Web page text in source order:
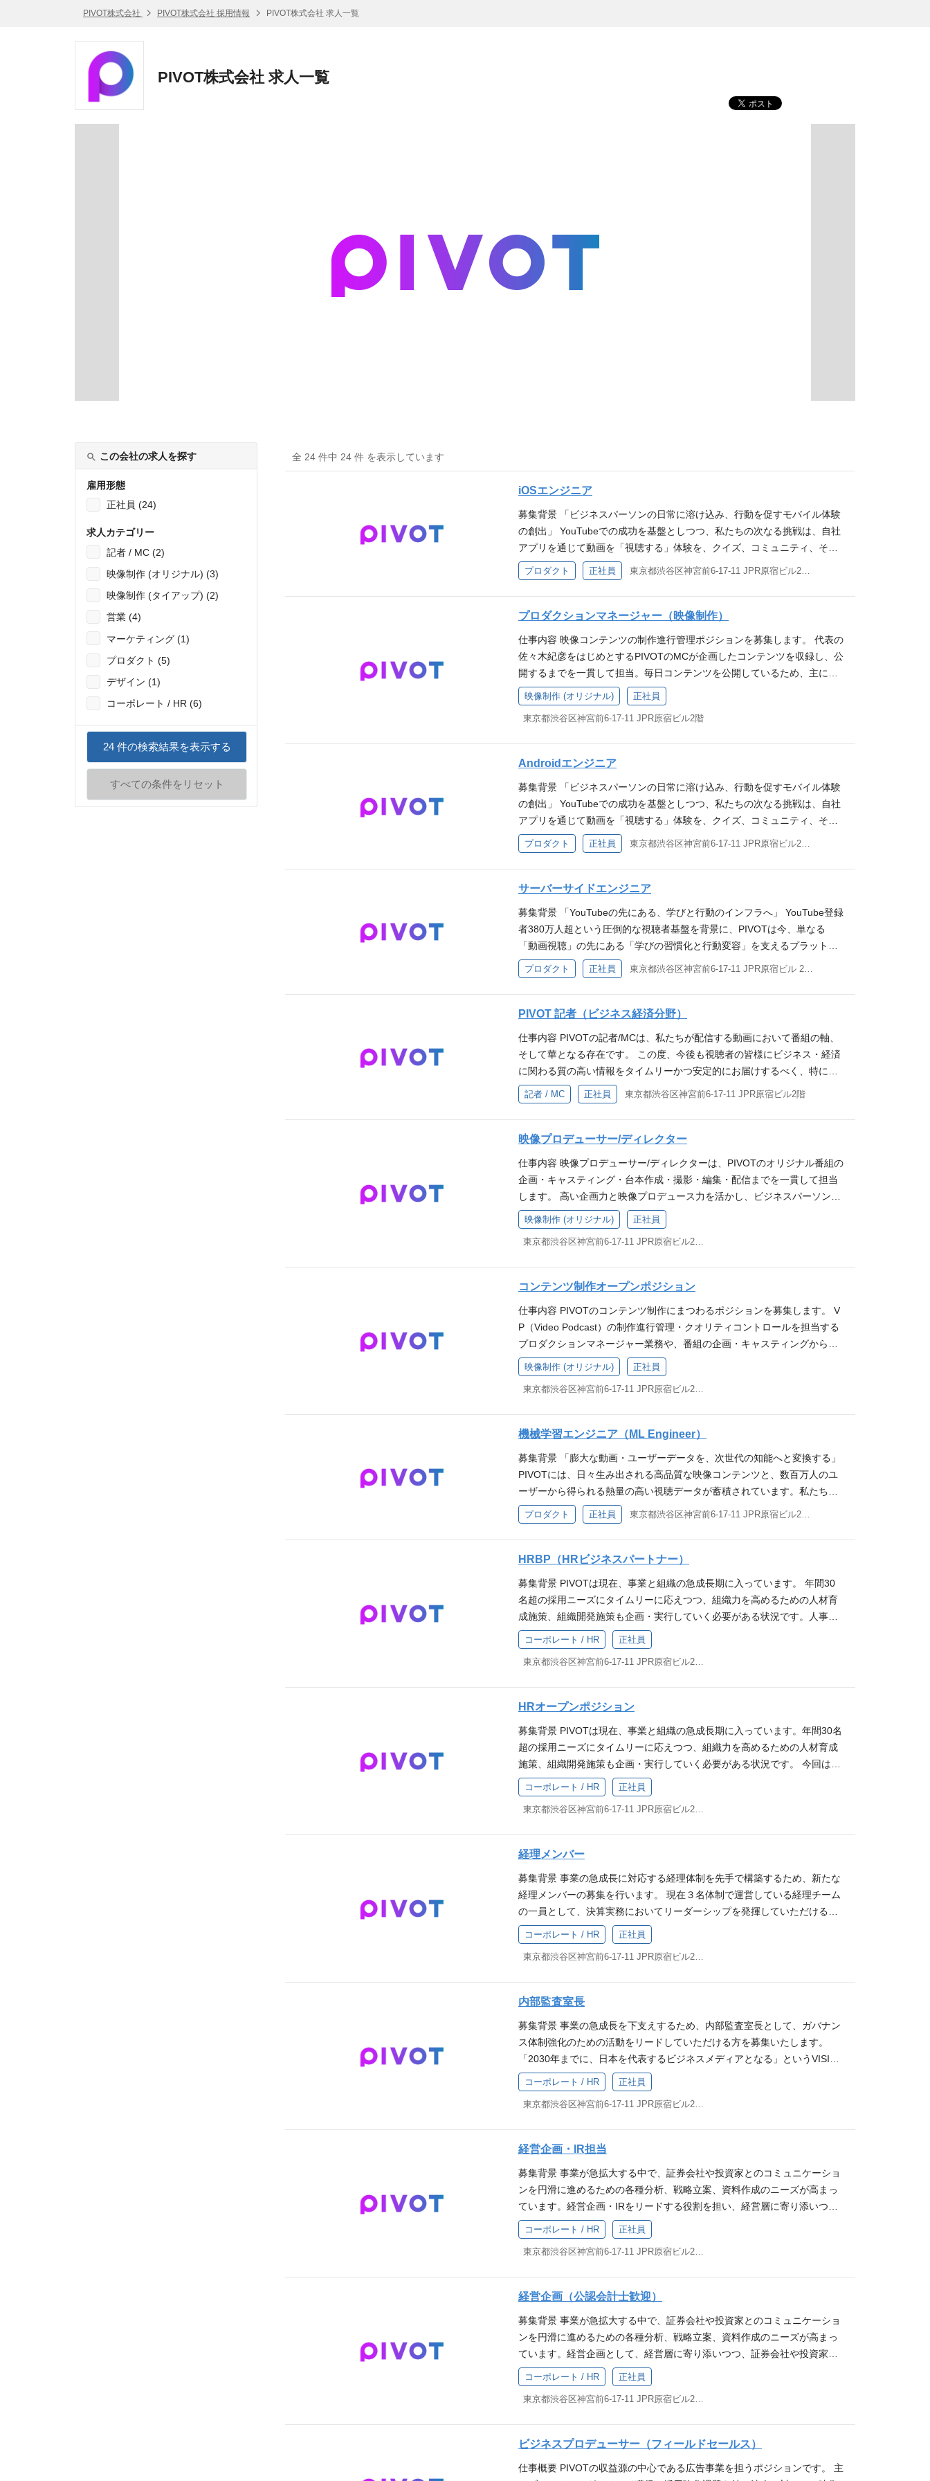
PIVOT株式会社 PIVOT株式会社 採用情報 PIVOT株式会社 求人一覧
PIVOT株式会社 求人一覧
この会社の求人を探す
雇用形態
正社員 (24)
求人カテゴリー
記者 / MC (2)
映像制作 (オリジナル) (3)
映像制作 (タイアップ) (2)
営業 (4)
マーケティング (1)
プロダクト (5)
デザイン (1)
コーポレート / HR (6)
24件の検索結果を表示する
すべての条件をリセット
全 24 件中 24 件 を表示しています
iOSエンジニア
募集背景 「ビジネスパーソンの日常に溶け込み、行動を促すモバイル体験
の創出」 YouTubeでの成功を基盤としつつ、私たちの次なる挑戦は、自社
アプリを通じて動画を「視聴する」体験を、クイズ、コミュニティ、そし
て「マッチングサービス」といった「行動」へと繋げることにあります。
現在、iOSアプリは既存機能のグロースに加え、新規事業の立ち上げという
「0→1」と「1→10」が同時並行で動く非常にエキサイティングなフェー
ズです。大規模なユーザー基盤を支える技術力はもちろん、Claude Code
イル体験をリードしていただけるエンジニアを求めています。 仕事内容 iO
Sエンジニアとして、PIVOTアプリの進化と新規事業の立ち上げを技術面か
らリードしていただきます。 iOSアプリの設計・開発 : Swiftを用いた、拡
張性と保守性の高いアーキテクチャ（SwiftUI, MVVM/Clean Architecture
等）の設計および実装。 次世代の開発プロセスと技術選定の主導 : 開発ス
エージェントを活用した、次世代の開発プロセス・利活用方針の策定と推
進。 新規事業（0→1）のモバイル開発 : マッチングビジネス等の新規プロ
ダクトにおける、Appleエコシステムに最適化されたUX設計と実装。 動画
視聴体験の極大化 : AVFoundation等のフレームワークを深く理解し、高品
質かつストレスのない動画視聴・バックグラウンド再生体験の追求。 プロ
ive Activities等）を積極的に取り入れた、継続率向上のための施策立案と実
グ・コミュニティ）へ誘うか。Appleの最新技術をフルに活用した高度なU
X設計に携われます。 圧倒的な社会的インパクト : 350万人超のファンベー
スを持つプロダクトのフロントエンドとして、自分の実装が直接ビジネス
パーソンの習慣を変え、経済を動かす手応えを感じられます。 技術的フロ
ンティアへの挑戦 : AIエージェントを開発フローに徹底的に組み込み、エ
ンジニアがより本質的な設計・価値創出に集中できる「未来の開発体制」
をリードできます。 必須要件 iOSアプリの開発実務経験（目安5年以上、
またはそれに準ずる深い知識） SwiftおよびiOS SDKに関する深い理解と、
リプレイスの経験 Claude Code、Codex、GitHub Copilot等のAIツールを実
務で活用し、開発効率向上を図った経験 メディア、コンテンツ、および
「学び」による社会変革への強い関心（必須） 歓迎要件 新規サービスの立
ち上げ（0→1）または大規模アプリのリニューアル経験 動画配信に関連す
験（モバイルエンジニアとして横断的に関わることも歓迎します） Fireba
se、Google Cloudなどのクラウド基盤を用いた開発・運用経験 求める人物
像 技術を手段として価値を最大化できる方 : AI等の最新技術をいち早く取
り込み、ユーザー体験の向上へ変換することに喜びを感じる方。 プロフェ
ッショナルとしてのこだわり : AppleのHIGを理解しつつ、PIVOT独自のブ
ランド体験を高いクオリティで実装できる方。 越境するマインド : モバイ
ルの枠に捉われず、プロダクト全体の成功のためにバックエンドやデザイ
IKit Architecture: MVVM / Clean Architecture Infrastructure: Firebase, Goo
gle Cloud AI Tools: Claude Code, Codex, GitHub Copilot etc. プロダクトマ
ネジメントチームについて 我々「プロダクトマネジメントチーム」はプロ
ダクトマネージャー、ソフトウェアエンジニア、UIUXデザイナー、QAエ
ンジニア、コーポレートエンジニアが所属するチームです。 プロダクトチ
ームについてはこちらの紹介資料をご覧ください。 ビジネス映像メディア
「PIVOT」 プロダクトチームについて | ドクセル プロダクトチームの採用
情報まとめ： EntranceBook その他コンテンツ お時間あれば、お目通しく
のキャリアの軌跡【PIVOT株式会社】取締役副社長/COO 木野下 」 ▼PIV
カジュアル面談のリクエストはいつでも歓迎しています！ こちらのカジュ
アル面談リクエストフォームよりお申し込みください。
プロダクト 正社員
プロダクションマネージャー（映像制作）
仕事内容 映像コンテンツの制作進行管理ポジションを募集します。 代表の
佐々木紀彦をはじめとするPIVOTのMCが企画したコンテンツを収録し、公
開するまでを一貫して担当。毎日コンテンツを公開しているため、主に協
力会社と連携して制作しますが、短納期のものは自分で編集・完パケして
公開することもあります。 ＜具体的には＞ 収録スタッフの手配 撮影準
備・立ち会い スケジュール管理 品質管理 グラフ、図版作成 入稿、公開 撮
基礎スキル 外部委託マネジメントの経験 求める人物像 急成長するメディ
アで、これまでの経験を試したいという意欲のある方 当社の MISSION、V
ISION、VALUEに共感してくださる方 マルチタスクが得意な方 協調性のあ
る方 その他コンテンツ お時間あれば、お目通しください ▼カルチャーデ
ック ▼社長改造30Days ▼リクルート記事「私のキャリアの軌跡【PIVOT
株式会社】取締役副社長/COO 木野下」
映像制作 (オリジナル) 正社員
東京都渋谷区神宮前6-17-11 JPR原宿ビル2階
Androidエンジニア
募集背景 「ビジネスパーソンの日常に溶け込み、行動を促すモバイル体験
の創出」 YouTubeでの成功を基盤としつつ、私たちの次なる挑戦は、自社
アプリを通じて動画を「視聴する」体験を、クイズ、コミュニティ、そし
て「マッチングサービス」といった「行動」へと繋げることにあります。
現在、Androidアプリは既存機能のグロースに加え、新規事業の立ち上げと
いう「0→1」と「1→10」が同時並行で動く非常にエキサイティングなフ
ェーズです。大規模なユーザー基盤を支える技術力はもちろん、Claude C
バイル体験をリードしていただけるエンジニアを求めています。 仕事内容
Androidエンジニアとして、PIVOTアプリの進化と新規事業の立ち上げを技
術面からリードしていただきます。 Androidアプリの設計・開発 : Kotlinを
用いた、拡張性と保守性の高いアーキテクチャ（MVVM + Clean Architectu
Iエージェントを活用した、次世代の開発プロセス・利活用方針の策定と推
進。 新規事業（0→1）のモバイル開発 : マッチングビジネス等の新規プロ
ダクトにおける、モバイル固有のUX設計と高速なプロトタイピング、実
装。 動画視聴体験の最適化 : 多様なAndroid端末において、ストレスのない
動画再生、シームレスなUI遷移、パフォーマンスチューニングの実行。 プ
ロダクト改善の主導 : PdMやデザイナーと連携し、定性・定量データに基
づいたUI/UXの改善施策の立案と実装。 このポジションの魅力 「動画×行
動」の新しいUXへの挑戦 : 膨大な映像コンテンツを起点に、いかにユーザ
ット、インタラクティブな機能を駆使した高度なUX設計に携われます。 圧
倒的な社会的インパクト : 350万人超のファンベースを持つプロダクトのフ
ロントエンドとして、自分の実装が直接ユーザーのビジネス習慣を変える
手応えを感じられます。 最新開発パラダイムの追求 : AIエージェントを開
発フローに徹底的に組み込み、シニアエンジニアがより本質的な設計・価
実務経験（目安5年以上、またはそれに準ずる深い知識） KotlinおよびAndr
oid SDKに関する深い理解と、モダンなアーキテクチャでの開発経験 Jetpa
e、Codex、GitHub Copilot等のAIツールを実務で活用し、開発効率向上を
図った経験 メディア、コンテンツ、および「学び」による社会変革への強
い関心（必須） 歓迎要件 新規サービスの立ち上げ（0→1）または大規模
アプリのリニューアル経験 動画配信に関連する技術（ExoPlayer等）の実
務経験 iOS（Swift）の開発経験、またはKMP（Kotlin Multiplatform）への
経験 テックリードとして技術的意思決定をリードした経験 求める人物像
技術を手段として価値を最大化できる方 : AI等の最新技術をいち早く取り
込み、ユーザー体験の向上へ変換することに喜びを感じる方。 プロフェッ
ショナルとしてのこだわり : Android固有の特性を理解し、OSの進化に合
わせた最適な実装を追求できる方。 越境するマインド : モバイルの枠に捉
関心を持てる方。 技術スタック Language: Kotlin UI: Jetpack Compose Ar
oud AI Tools: Claude Code, Codex, GitHub Copilot etc. プロダクトマネジ
メントチームについて 我々「プロダクトマネジメントチーム」はプロダク
トマネージャー、ソフトウェアエンジニア、UIUXデザイナー、QAエンジ
ニア、コーポレートエンジニアが所属するチームです。 プロダクトチーム
についてはこちらの紹介資料をご覧ください。 ビジネス映像メディア「PI
VOT」 プロダクトチームについて | ドクセル プロダクトチームの採用情報
まとめ： EntranceBook その他コンテンツ お時間あれば、お目通しくださ
い ▼カルチャーデック ▼社長改造30Days ▼リクルート記事「私のキャリ
グ プロダクトチームのメンバーが執筆したテックブログです カジュアル面
エストフォームよりお申し込みください。
プロダクト 正社員
サーバーサイドエンジニア
募集背景 「YouTubeの先にある、学びと行動のインフラへ」 YouTube登録
者380万人超という圧倒的な視聴者基盤を背景に、PIVOTは今、単なる
「動画視聴」の先にある「学びの習慣化と行動変容」を支えるプラットフ
ォーム構築へ舵を切っています。 現在は既存プロダクトの急成長に加え、
新規事業（マッチングサービス）の立ち上げも加速中。大規模システムを
支える堅牢な技術力はもちろん、Claude Code等のAIエージェントを使い
こなし、開発効率そのものを変革できるシニアエンジニアを求めていま
術を武器にユーザー価値を最大化し、日本をPIVOTする。この挑戦をリー
ドするエンジニアを募集します。 仕事内容 サーバーサイドエンジニアとし
て、既存プロダクトの深化と新規事業の立ち上げを技術面からリードして
いただきます。 サーバーサイドの設計・開発 ：拡張性と保守性を両立した
de CodeやCodex等のAIエージェントを中心とした次世代の開発プロセ
ス・利活用方針の策定とチーム内への推進 パフォーマンスと信頼性の向上
：大規模トラフィック・データ量を想定したバックエンドシステムの最適
化 新規事業の開発 ：マッチングビジネス等の新規プロダクトにおける、0
→1フェーズからの技術選定・設計・実装 このポジションの魅力 大規模プ
ラットフォームを支える手応え ：高いトラフィックや膨大なデータが動く
大規模システムのバックエンドを構築・運用する、技術的に難易度の高い
できます。 最新開発パラダイムの追求 ：AIエージェントをいかに開発フロ
ーに組み込み、生産性を極限まで高めるかという、エンジニアリングの未
来を形作る役割を担えます。 高い技術的裁量 ：シニアエンジニアとして、
技術選定やアーキテクチャの意思決定に深く関与し、プロダクトの成長に
直結する貢献ができます。 必須要件 Webサービスにおけるサーバーサイド
開発の実務経験（3年以上、またはそれに準ずる深い知識） Go / Kotlin / Ja
va / TypeScript / Python 等の言語を用いた、堅牢なバックエンドシステム
最適化の経験 Claude Code、Codex、GitHub Copilot等のAIツールを実務で
び「学び」による社会変革への強い関心 Google Cloud または AWS を利用
したクラウドネイティブな開発経験 マッチングサービスやプラットフォー
ム型ビジネスの開発・運用経験 0→1のフェーズにおける技術選定やプロダ
クト立ち上げの経験 パフォーマンスチューニングやSRE的な観点でのシス
テム改善経験 求める人物像 技術を手段として価値を最大化できる方 ：AI
等の最新技術をいち早く取り込み、ビジネス価値へ変換することに喜びを
感じる方 不確実性を楽しめる方 ：新規事業の立ち上げや急速な環境変化の
中で、自ら最適解を導き出せる方 プロフェッショナリズム ：高い当事者意
識を持ち、技術的品質とデリバリー速度の双方にコミットできる方 知的好
奇心 ：経済、ビジネス、テクノロジーのトレンドを常に追い、プロダクト
t.js, TypeScript Infrastructure: Google Cloud Mobile: Swift, Kotlin AI Tools:
Claude Code, Codex, GitHub Copilot, Gemini, ChatGPT, Notion AI etc. プ
ア、コーポレートエンジニアが所属するチームです。 プロダクトチームに
ついてはこちらの紹介資料をご覧ください。 ビジネス映像メディア「PIVO
T」 プロダクトチームについて | ドクセル プロダクトチームの採用情報ま
とめ： EntranceBook その他コンテンツ お時間あれば、お目通しください
▼カルチャーデック ▼社長改造30Days ▼リクルート記事「私のキャリア
の軌跡【PIVOT株式会社】取締役副社長/COO 木野下」 ▼PIVOT Tech Blo
g プロダクトチームのメンバーが執筆したテックブログです カジュアル面
プロダクト 正社員
PIVOT 記者（ビジネス経済分野）
仕事内容 PIVOTの記者/MCは、私たちが配信する動画において番組の軸、
そして華となる存在です。 この度、今後も視聴者の皆様にビジネス・経済
に関わる質の高い情報をタイムリーかつ安定的にお届けするべく、特に
「企業・産業」や「金融・マーケット」に関する深い知見をお持ちの方をP
IVOT記者として募集させていただくことを決定いたしました。 今回の募集
の特徴は、その方のタレント性以上に、経験・知識を重視した選考をさせ
ていただくということです。テレビ・新聞・雑誌などで「企業・産業」や
テレビのアナウンサー等の経験がなくてもご応募いただけます。 これまで
のご経験を活かして、「ビジネス・経済領域のコンテンツを動画配信とい
う形で自ら視聴者に届けていきたい！」という気持ちをお持ちの方は、ぜ
ひご応募ください！ 【主な仕事内容】 番組の企画・構成の立案 企業・産
業動向、金融市場動向など、専門性の高いテーマの選定と内容の企画 当該
ティングを通じた番組構成のブラッシュアップ 番組内でのトーク進行、ゲ
ストへのインタビュー、ディスカッションのファシリテーション 複雑な
「企業・産業」や「金融・マーケット」の情報を、ビジネスパーソンに分
かりやすく伝え、深い洞察と面白さを引き出すプレゼンテーション （ゲス
トから深いインサイトや情報を引き出すヒアリング力と、分かりやすく噛
ト イベントへの出演 経済・ビジネス系のカンファレンスやセミナーなどで
のモデレーターや司会 企業取材や現地レポート、インタビュー動画の制作
での記者・編集者経験 優れたコミュニケーション力・プレゼンテーション
力 配信コンテンツの企画から収録、配信までを自ら手を動かして実行でき
る方 「番組を一緒に育てる」マインドをお持ちの方：手探り感をポジティ
ブに捉え、新しいコンテンツの可能性を切り開いていく意欲のある方 歓迎
要件 大手放送局におけるキャスター・アナウンサー・レポーターとしての
出演経験 ビジネスカンファレンスでの登壇経験 実業家や大学教授などの専
経験 求める人物像 PIVOT LAWSに強く共感し、自ら体現していく努力を続
れず、「自我に喰われるな」を体現していただける方 スピード感を重視
し、自立的に番組制作を進めていただける方 学び続ける姿勢を持ち、コン
テンツの質の追及を継続していただける方 ビジネス・経済領域の専門家と
積極的に関係構築を進め、その人的ネットワークを番組制作に活かしてい
ただける方 プロスポーツチームの一員として、他のメンバーや関係者と連
携して動いていただける方 その他コンテンツ お時間あれば、お目通しくだ
さい。 ▼カルチャーデック ▼社長改造30Days ▼リクルート記事「私のキ
ャリアの軌跡【PIVOT株式会社】取締役副社長/COO 木野下 」 ▼Pivotter
記者 / MC 正社員 東京都渋谷区神宮前6-17-11 JPR原宿ビル2階
映像プロデューサー/ディレクター
仕事内容 映像プロデューサー/ディレクターは、PIVOTのオリジナル番組の
企画・キャスティング・台本作成・撮影・編集・配信までを一貫して担当
します。 高い企画力と映像プロデュース力を活かし、ビジネスパーソン向
けのトーク番組・情報番組・リアリティ番組を制作・配信していただきま
す。PIVOTがメディアとして成長を続けるため、常に高い数値目標を掲
げ、人気シリーズでしっかりと視聴を獲得しつつも、新定番を生み出すべ
は、PIVOTの特徴を活かした切り口づくりやディテールへのこだわりで
す。PIVOTのMVVに共感していただきつつ、良い映像づくりに真剣に取り
組んでいただける方のご応募をお待ちしております！ ■映像プロデューサ
ー達が企画した人気シリーズの例 ・SKILL SET シリーズ ・超分析 シリー
ズ ・新常識 シリーズ など 必須要件 放送局や番組制作会社等でのディ
レクター、プロデューサー経験のある方（５年以上） ビジネス・経済領域
のテーマに関心を持ち、日常的に情報収集を行っている方 予算と時間の制
約がある中で企画を考え、自ら手を動かして映像制作することに面白みを
感じていただける方 歓迎要件 YouTube上で配信する動画を企画・制作・配
信した経験 大学教授や各種専門家とのネットワーク Premiere Pro, Photos
VOTの MISSION、VISION、VALUEに共感してくださる方 PIVOTならでは
こだわりを理解し、PIVOTならではの動画づくりに取り組んでいただける
方 プロスポーツチーム集団の一員として、結果にこだわり、常に上昇でき
る方 自ら手を動かすことを厭わず、企画から配信まで、映像づくりを一気
▼カルチャーデック ▼社長改造30Days ▼リクルート記事「私のキャリア
の軌跡」
映像制作 (オリジナル) 正社員
コンテンツ制作オープンポジション
仕事内容 PIVOTのコンテンツ制作にまつわるポジションを募集します。 V
P（Video Podcast）の制作進行管理・クオリティコントロールを担当する
プロダクションマネージャー業務や、番組の企画・キャスティングから配
信までを一貫して担当するプロデューサー業務など、ご希望・適性を踏ま
えてアサインをさせていただきます。 重要になるのは、PIVOTの特徴を活
かした切り口づくりやディテールへのこだわりです。PIVOTのMVVに共感
応募をお待ちしております！ 業務内容 【プロダクションマネージャー】
記者・MCとの連携、サポート 各種ディレクション（撮影、スケジュー
ル、品質、、、etc） 入稿、公開 制作フローの改善 など ■プロダクショ
ンマネージャーが携わる人気シリーズの例 ・PIVOT NEWS シリーズ ・PIV
OT TALK シリーズ ・PIVOT MONEY シリーズ など 【映像プロデュー
サー】 ビジネスパーソン向けのトーク番組 / 情報番組 / リアリティ番組の
企画 ~配信 新番組フォーマット企画 ■映像プロデューサーが携わる人気シ
リーズの例 ・SKILL SET シリーズ ・超分析 シリーズ ・新常識 シリーズ
など 必須要件 PIVOTコンテンツへの興味 / 関心 ビジネス・経済領域の
テーマに関心を持ち、日常的に情報収集を行っている方 予算と時間の制約
がある中で、自ら手を動かして映像制作することに面白みを感じていただ
ける方 放送局や番組制作会社等でのディレクター、プロデューサー経験の
信した経験 大学教授や各種専門家とのネットワーク Premiere Pro, Photos
hop, Illustratorの基礎スキル 外部委託マネジメントの経験 求める人物像 PI
方 プロスポーツチーム集団の一員として、結果にこだわり、常に上昇でき
る方 自ら手を動かすことを厭わず、企画から配信まで、映像づくりを一気
通貫に担うことにやりがいを感じていただける方 苦しくとも、常にフロン
トランナーであり続けるための企画づくりに邁進していただける方 その他
▼カルチャーデック ▼社長改造30Days ▼リクルート記事「私のキャリア
の軌跡」
映像制作 (オリジナル) 正社員
機械学習エンジニア（ML Engineer）
募集背景 「膨大な動画・ユーザーデータを、次世代の知能へと変換する」
PIVOTには、日々生み出される高品質な映像コンテンツと、数百万人のユ
ーザーから得られる熱量の高い視聴データが蓄積されています。私たちは
今、これらのアセットを最大限に活用し、メディアの「付加価値向上」と
「制作・配信の劇的な効率化」を実現するフェーズにいます。 今回募集す
るのは、 PIVOT初の正社員機械学習エンジニア です。既存プロダクトのパ
ーソナライズだけでなく、新規事業であるマッチングビジネスのアルゴリ
IVOTの「脳」となる基盤をゼロから設計・実装していただく方を求めてい
ます。 仕事内容 一人目のMLエンジニアとして、機械学習を用いたプロダ
クトの進化とビジネスインパクトの創出を幅広く担っていただきます。 20
25年現在、PIVOTでは1日あたり3〜5本更新される膨大なコンテンツと数
十万件を超えるユーザーデータを活用し、 「付加価値向上」と「効率化・
人目の機械学習エンジニアとして、ビジネス映像メディア「PIVOT」にお
ける以下の3つの領域を中心に担っていただきます。 付加価値向上を目的
としたアルゴリズムの構築 コンテンツ制作や配信オペレーションの効率化
データ分析設計・開発・運用・分析によるデータドリブンな意思決定の支
援 業務内容 1. 付加価値向上を目的としたアルゴリズムの構築 レコメンデ
装・評価 協調フィルタリングやコンテキストベース推薦の改善 関連タグ・
視聴履歴・ユーザー嗜好データを用いた回遊・継続率向上施策 メールマガ
lasticsearch などの検索基盤含む） クエリ意図理解や類似検索の強化によ
るUX改善 その他 動画内に挿入する広告（CM）のタイミング最適化 A/Bテ
ストを通じたアルゴリズムの定量的検証 2. コンテンツ制作など各種作業の
効率化 サムネイル画像に適したコピーを提案する「コピー生成システム」
ショートやダイジェスト動画の切り出し箇所を自動提案する仕組み 動画内
の誤植を検出する「Typo Checker」など、生成AIを活用したツール開発 こ
れらのMLシステムを統合する**API開発（Python / FastAPIなど）や簡易UI
基盤の設計・開発・運用 PM・マーケターとともにデータ分析を行い、新
たな施策仮説を立案 コンテンツ制作、マーケティング、プロダクト開発な
どへのデータ活用推進 必須要件 機械学習モデルの構築・運用の実務経験
統計学・機械学習に関する専門的な知識 推薦システムに関する知識（推薦
アルゴリズム、評価指標、ハイブリッドモデル設計 など） 検索システムに
関する知識（検索エンジン、ランキング、クエリ理解、Elasticsearch な
ど） データ分析に基づくビジネス意思決定支援・施策立案の経験 Python
（Python / FastAPI / Flaskなど） GCP（特に BigQuery, Cloud Run, Vertex
AI, Cloud Functionsなど）を用いた開発・運用経験 テックリードなど技術
的リーダーシップを発揮した経験 OSS・技術コミュニティへのコントリビ
ューション経験 セキュリティ・データガバナンスに関する基礎知識 求める
人物像 メディア・コンテンツへの愛をお持ちの方（必須） 当社のMISSIO
N、VISION、VALUEに共感いただける方 スタートアップ・経済・新技術な
ど、トレンドへの好奇心が強い方 QCDSバランスを意識し、状況に応じて
響を与えられる方 課題設定から施策立案まで、論理的に考え抜ける方 プロ
ダクトマネジメントチームについて 我々「プロダクトマネジメントチー
ム」はプロダクトマネージャー、ソフトウェアエンジニア、UIUXデザイナ
ー、QAエンジニア、コーポレートエンジニアが所属するチームです。 プ
ロダクトチームについてはこちらの紹介資料をご覧ください。 ビジネス映
像メディア「PIVOT」 プロダクトチームについて | ドクセル プロダクトチ
ームの採用情報まとめ：EntranceBook その他コンテンツ ▼カルチャーデ
ック ▼社長改造30Days ▼リクルート記事「私のキャリアの軌跡【PIVOT
ームのメンバーが執筆したテックブログです カジュアル面談のリクエスト
よりお申し込みください。
プロダクト 正社員
HRBP（HRビジネスパートナー）
募集背景 PIVOTは現在、事業と組織の急成長期に入っています。 年間30
名超の採用ニーズにタイムリーに応えつつ、組織力を高めるための人材育
成施策、組織開発施策も企画・実行していく必要がある状況です。人事と
しての専門性を活かし、事業成長を支える仕事に関心をお持ちの方からの
応募をお待ちしております。 仕事内容 HRBPとして、採用からオンボーデ
ィング施策、人材育成や組織開発施策にいたるまで、担当組織に関わる人
提案 スカウト実務およびカジュアル面談対応 候補者との日程調整を中心と
ローアップ施策の企画・実行 新規入社メンバーが定着・活躍するためのト
レーニング施策の企画・実行 既存メンバーが更に活躍するためのトレーニ
ング施策の企画・実行 組織開発： 組織としての一体感を醸成するための各
種施策の企画・実行 組織全体の生産性を向上させるための各種施策の企
画・実行 個別ケースへの対応（労務対応含む） 必須要件 ダイレクトリク
ルーティングを活用した中途採用の実務経験（２年以上） 優れた対人コミ
ュニケーション能力と高いホスピタリティ精神 人や組織に貢献するため学
び続ける姿勢 歓迎要件 人材育成や組織開発に関わる実務経験（２年以上）
スタートアップ・ベンチャー企業における人事経験 映像業界・広告業界に
おける人事経験 求める人物像 PIVOTの MISSION、VISION、VALUEに共感
してくださる方 自律的に動き、周りを巻き込みながら仕事を進められる方
突発的に発生する仕事をも楽しみ、自分で自分の仕事を規定していくこと
できる方
コーポレート / HR 正社員
HRオープンポジション
募集背景 PIVOTは現在、事業と組織の急成長期に入っています。年間30名
超の採用ニーズにタイムリーに応えつつ、組織力を高めるための人材育成
施策、組織開発施策も企画・実行していく必要がある状況です。 今回は急
成長を続ける事業の持続的な成長のため、人事・組織の側面から課題解決
と仕組みづくりをリードいただくポジションを担っていただける方を募集
します。 具体的な業務内容は、これまでのご経験やキャリアビジョンに応
中途採用における実務全般（母集団形成、選考、クロージングなど） 人事
ング、研修プログラムの企画と実行 組織コンディションの定期的なモニタ
リングと改善施策の実行 労務（給与計算、各種手続き など） 必須要件 人
事領域（採用、人材開発、人事企画、労務など）における実務経験（２年
以上） 課題特定〜施策検討〜実行まで責任を持って主体的に完遂できる方
優れた対人コミュニケーション能力 高いホスピタリティ精神 人や組織に貢
献するため学び続ける姿勢 歓迎要件 スタートアップ/ベンチャー企業での
経験 映像業界・広告業界での就業経験 採用難易度の高いポジションの採用
活動をリードし、採用を実現した経験 労務、給与計算に関する実務経験
てくださる方 自律的に動き、周りを巻き込みながら仕事を進められる方 突
発的に発生する仕事をも楽しみ、自分で自分の仕事を規定していくことに
喜びを覚えるタイプの方 経済コンテンツをはじめ、幅広いことに興味を持
ち、日ごろからアンテナを張っている方 よく観察し、深く考えることがで
コーポレート / HR 正社員
経理メンバー
募集背景 事業の急成長に対応する経理体制を先手で構築するため、新たな
経理メンバーの募集を行います。 現在３名体制で運営している経理チーム
の一員として、決算実務においてリーダーシップを発揮していただける方
を募集いたします。 仕事内容 決算実務（日々のオペレーションの運営・管
理～各種決算業務） 効率的な決算に向けた業務プロセスの企画・改善 他部
門を巻き込んだオペレーション改善 監査法人等、ステークホルダーとの連
上の経理知識 スプレッドシート・Excelスキル 歓迎要件 クラウド会計ソフ
トfreeeの使用経験 スタートアップ/ベンチャーでの就業経験 求める人物像
当社の MISSION、VISION、VALUEに共感してくださる方 自律的に動い
て、周りを巻き込みながら仕事を進める方 突発的に発生する仕事をも楽し
み、自分で自分の仕事を規定していくことに喜びを覚えるタイプの方 経理
としての考え方を持ちながら、主体的かつ柔軟に業務改善を行うことが出
来る方 経済コンテンツに興味を持ち、日ごろからアンテナを張っている方
コーポレート / HR 正社員
内部監査室長
募集背景 事業の急成長を下支えするため、内部監査室長として、ガバナン
ス体制強化のための活動をリードしていただける方を募集いたします。
「2030年までに、日本を代表するビジネスメディアとなる」というVISION
を実現するためには、厳しい基準を設定して自らを律することで、社会的
信頼に応えうる組織へと進化していく必要があると考えています。このた
め、単なる形式的なチェックにとどまらず、現場に寄り添いながら「攻め
たします。 仕事内容 社内の各組織と良好な関係を築き、積極的に情報収集
を進めながら、先手先手で潜在的なリスクを洗い出し、現実的な解決策見
い出すための取り組みをリードしていただくことを期待します。 監査業
務： 全部門を対象とした業務プロセスの監査計画立案 全社的なリスクアセ
スメントの実施 コンプライアンス意識の啓蒙およびコンプライアンス内部
通報窓口の運営 J-SOX対応： 内部統制報告制度に基づく評価範囲の選定
フローチャート・RCMの整備と評価実施 関係者との連携： 監査役会・外
部連携監査役会との連携 外部監査法人・証券会社との協議対応 必須要件
事業会社での内部監査実務経験（３年以上）、または監査法人での監査経
験 J-SOX（内部統制）の構築・評価に関する実務知識 論理的思考力と、他
監査人（CIA）や公認会計士（USCPA含む）などの資格 IPO準備の経験、
または上場企業での内部監査の経験 メディア業界での内部監査経験 求める
人物像 当社の MISSION、VISION、VALUEに共感してくださる方 自律的に
動いて、周りを巻き込みながら仕事を進める方 「形式」よりも「実質」を
張っている方
コーポレート / HR 正社員
経営企画・IR担当
募集背景 事業が急拡大する中で、証券会社や投資家とのコミュニケーショ
ンを円滑に進めるための各種分析、戦略立案、資料作成のニーズが高まっ
ています。経営企画・IRをリードする役割を担い、経営層に寄り添いつ
つ、証券会社や投資家とのコミュニケーションを担っていただける方を募
集いたします。 「2030年までに、日本を代表するビジネスメディアとな
る」というVISIONを実現するための経営基盤構築のため、財務・IR関係の
営層の参謀として、事業成長や対外コミュニケーションを支える役割を担
っていただきます。 経営企画： 競合分析実務 新規事業のフィジビリティ
スタディ M&Aの検討・PMI 経営陣からの個別ニーズへの対応 IR： 決算説
明資料、事業計画及び成長可能性に関する事項、有価証券報告書の作成支
援 国内外の機関投資家・個人投資家・アナリストとの対話 決算説明会の運
営 ロードショー（投資家行脚）の企画・同行 必須要件 事業会社での経営
企画経験、もしくは大手金融機関における企業担当経験（3年以上） FP&A
の実務経験 財務諸表（PL/BS/CF）を理解し、事業ニーズに合わせてKPIを
定義し、実際に数字をまとめる力 歓迎要件 メディア業界や広告業界におけ
る経営企画・IRの経験 機関投資家・個人投資家・アナリストとの対話経験
UEに共感してくださる方 自律的に動いて、周りを巻き込みながら仕事を進
コーポレート / HR 正社員
経営企画（公認会計士歓迎）
募集背景 事業が急拡大する中で、証券会社や投資家とのコミュニケーショ
ンを円滑に進めるための各種分析、戦略立案、資料作成のニーズが高まっ
ています。経営企画として、経営層に寄り添いつつ、証券会社や投資家と
のコミュニケーションを担っていただける方を募集いたします。 「2030年
までに、日本を代表するビジネスメディアとなる」というVISIONを実現す
るための経営基盤構築のため、会計知識を活かし、幅広くご活躍いただけ
ミュニケーションを支える役割を担っていただきます。 競合分析実務 新規
事業のフィジビリティスタディ M&Aの検討・PMI 決算説明資料、事業計画
及び成長可能性に関する事項、有価証券報告書の作成支援 国内外の機関投
コーポレート / HR 正社員
ビジネスプロデューサー（フィールドセールス）
仕事概要 PIVOTの収益源の中心である広告事業を担うポジションです。 主